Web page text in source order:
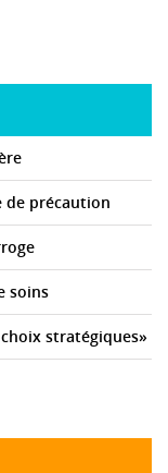
de précaution
soins
stratégiques»